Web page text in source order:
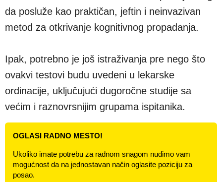
da posluže kao praktičan, jeftin i neinvazivan
metod za otkrivanje kognitivnog propadanja.
Ipak, potrebno je još istraživanja pre nego što
ovakvi testovi budu uvedeni u lekarske
ordinacije, uključujući dugoročne studije sa
većim i raznovrsnijim grupama ispitanika.
OGLASI RADNO MESTO!
Ukoliko imate potrebu za radnom snagom nudimo vam
mogućnost da na jednostavan način oglasite poziciju za
posao.